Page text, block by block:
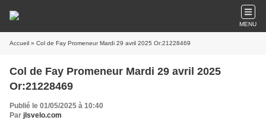
MENU
Accueil » Col de Fay Promeneur Mardi 29 avril 2025 Or:21228469
Col de Fay Promeneur Mardi 29 avril 2025
Or:21228469
Publié le 01/05/2025 à 10:40
Par jlsvelo.com